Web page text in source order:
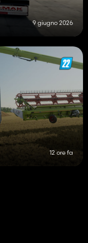
9 giugno 2026
12 ore fa